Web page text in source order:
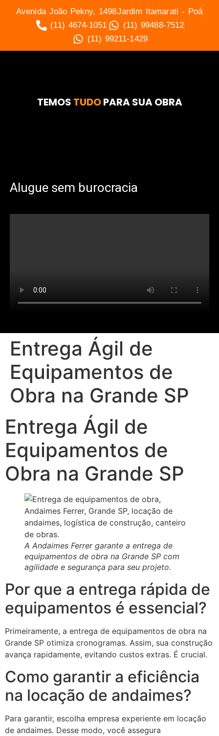
Avenida João Pekny, 1498Jardim Itamarati - Poá
(11) 4674-1051
(11) 99488-7512
(11) 99211-1429
TEMOS TUDOPARA SUA OBRA
Alugue sem burocracia
Entrega Ágil de
Equipamentos de
Obra na Grande SP
Entrega Ágil de
Equipamentos de
Obra na Grande SP
A Andaimes Ferrer garante a entrega de
equipamentos de obra na Grande SP com
agilidade e segurança para seu projeto.
Por que a entrega rápida de
equipamentos é essencial?
Primeiramente, a entrega de equipamentos de obra na
Grande SP otimiza cronogramas. Assim, sua construção
avança rapidamente, evitando custos extras. É crucial.
Como garantir a eficiência
na locação de andaimes?
Para garantir, escolha empresa experiente em locação
de andaimes. Desse modo, você assegura